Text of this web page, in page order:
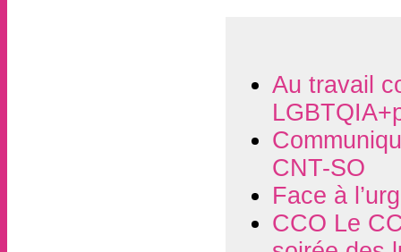
Au travail
CNT-SO
Face à
CCO Le